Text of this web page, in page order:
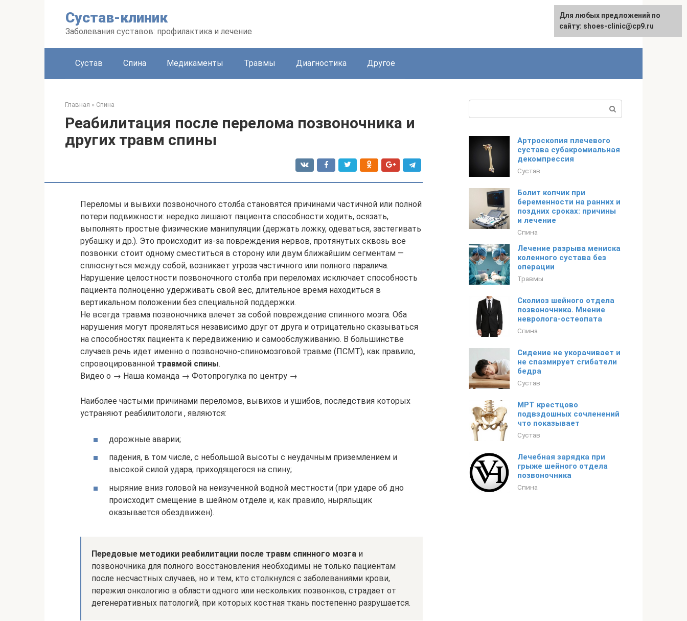
Сустав-клиник
Заболевания суставов: профилактика и лечение
Сустав Спина Медикаменты Травмы Диагностика Другое
Главная » Спина
Реабилитация после перелома позвоночника и
других травм спины
Переломы и вывихи позвоночного столба становятся причинами частичной или полной
потери подвижности: нередко лишают пациента способности ходить, осязать,
выполнять простые физические манипуляции (держать ложку, одеваться, застегивать
рубашку и др.). Это происходит из-за повреждения нервов, протянутых сквозь все
позвонки: стоит одному сместиться в сторону или двум ближайшим сегментам —
сплюснуться между собой, возникает угроза частичного или полного паралича.
Нарушение целостности позвоночного столба при переломах исключает способность
пациента полноценно удерживать свой вес, длительное время находиться в
вертикальном положении без специальной поддержки.
Не всегда травма позвоночника влечет за собой повреждение спинного мозга. Оба
нарушения могут проявляться независимо друг от друга и отрицательно сказываться
на способностях пациента к передвижению и самообслуживанию. В большинстве
случаев речь идет именно о позвоночно-спиномозговой травме (ПСМТ), как правило,
спровоцированной травмой спины.
Видео о → Наша команда → Фотопрогулка по центру →
Наиболее частыми причинами переломов, вывихов и ушибов, последствия которых
устраняют реабилитологи , являются:
дорожные аварии;
падения, в том числе, с небольшой высоты с неудачным приземлением и
высокой силой удара, приходящегося на спину;
ныряние вниз головой на неизученной водной местности (при ударе об дно
происходит смещение в шейном отделе и, как правило, ныряльщик
оказывается обездвижен).
Передовые методики реабилитации после травм спинного мозга и
позвоночника для полного восстановления необходимы не только пациентам
после несчастных случаев, но и тем, кто столкнулся с заболеваниями крови,
пережил онкологию в области одного или нескольких позвонков, страдает от
дегенеративных патологий, при которых костная ткань постепенно разрушается.
Артроскопия плечевого
сустава субакромиальная
декомпрессия
Сустав
Болит копчик при
беременности на ранних и
поздних сроках: причины
и лечение
Спина
Лечение разрыва мениска
коленного сустава без
операции
Травмы
Сколиоз шейного отдела
позвоночника. Мнение
невролога-остеопата
Спина
Сидение не укорачивает и
не спазмирует сгибатели
бедра
Сустав
МРТ крестцово
подвздошных сочленений
что показывает
Сустав
Лечебная зарядка при
грыже шейного отдела
позвоночника
Спина
Для любых предложений по
сайту: shoes-clinic@cp9.ru